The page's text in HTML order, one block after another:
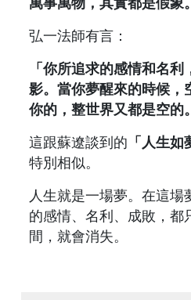
弘一法師有言：
「你所追求的感情和名
影。當你夢醒來的時候，
你的，整世界又都是空的
這跟蘇遼談到的 「人生如
特別相似。
人生就是一場夢。在這
的感情、名利、成敗，都
間，就會消失。